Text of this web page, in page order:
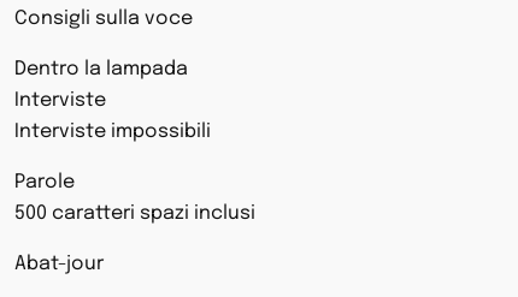
Consigli sulla voce
Dentro la lampada
Interviste
Interviste impossibili
Parole
500 caratteri spazi inclusi
Abat-jour